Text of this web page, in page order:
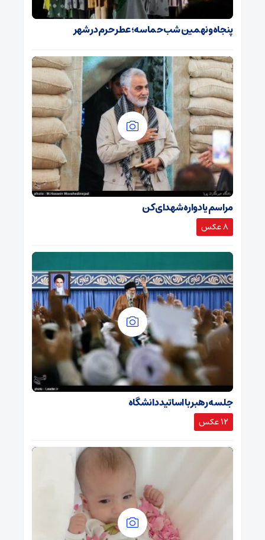
پنجاه‌ونهمین شب حماسه؛ عطر حرم در شهر
مراسم یادواره شهدای کن
8 عکس
جلسه رهبر با اساتید دانشگاه
12 عکس